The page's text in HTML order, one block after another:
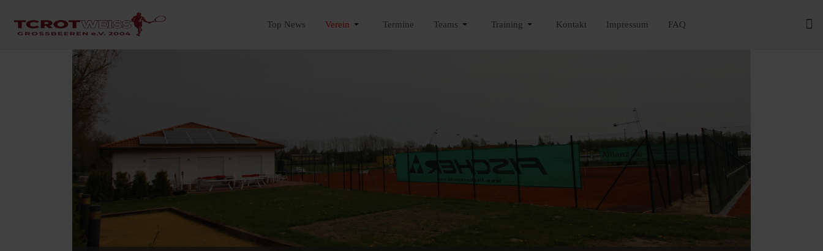
Top News Verein Termine Teams Training Kontakt Impressum FAQ